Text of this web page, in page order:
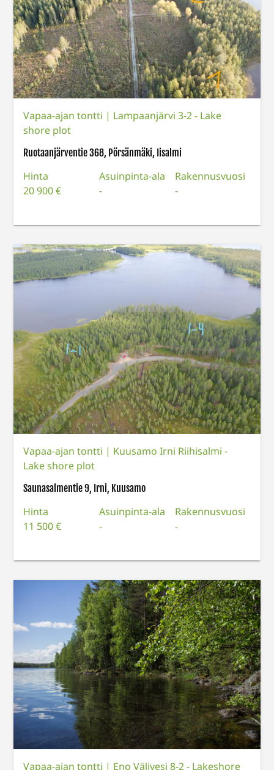
Vapaa-ajan tontti | Lampaanjärvi 3-2 - Lake
shore plot
Ruotaanjärventie 368, Pörsänmäki, Iisalmi
Hinta
20 900 €
Asuinpinta-ala
-
Rakennusvuosi
-
Vapaa-ajan tontti | Kuusamo Irni Riihisalmi -
Lake shore plot
Saunasalmentie 9, Irni, Kuusamo
Hinta
11 500 €
Asuinpinta-ala
-
Rakennusvuosi
-
Vapaa-ajan tontti | Eno Välivesi 8-2 - Lakeshore